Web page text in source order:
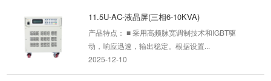
11.5U-AC-液晶屏(三相6-10KVA)
产品特点： ■ 采用高频脉宽调制技术和IGBT驱
动，响应迅速，输出稳定。根据设置...
2025-12-10